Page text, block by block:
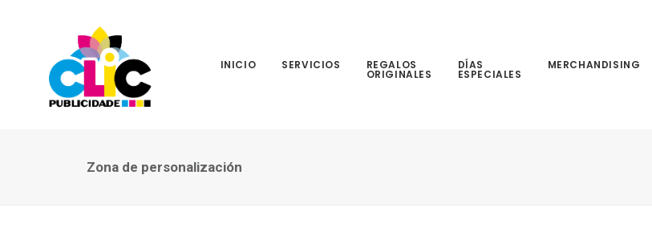
INICIO SERVICIOS REGALOS
ORIGINALES
DÍAS
ESPECIALES
MERCHANDISING
Zona de personalización